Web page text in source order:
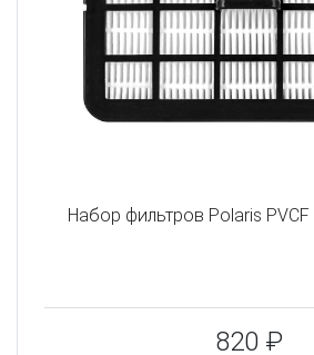
Набор фильтров Polaris PVCF
820 ₽